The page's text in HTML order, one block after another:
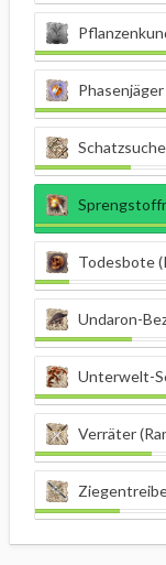
Todesbote
Undaron-
Unterwelt-
Verräter